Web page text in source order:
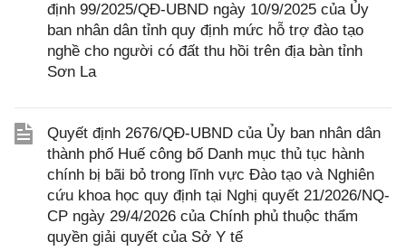
định 99/2025/QĐ-UBND ngày 10/9/2025 của Ủy
ban nhân dân tỉnh quy định mức hỗ trợ đào tạo
nghề cho người có đất thu hồi trên địa bàn tỉnh
Sơn La
Quyết định 2676/QĐ-UBND của Ủy ban nhân dân
thành phố Huế công bố Danh mục thủ tục hành
chính bị bãi bỏ trong lĩnh vực Đào tạo và Nghiên
cứu khoa học quy định tại Nghị quyết 21/2026/NQ-
CP ngày 29/4/2026 của Chính phủ thuộc thẩm
quyền giải quyết của Sở Y tế